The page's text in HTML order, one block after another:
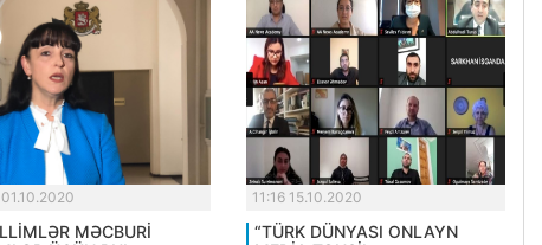
MƏCBURİ
11:16 15.10.2020
“TÜRK DÜNYASI ONLAYN